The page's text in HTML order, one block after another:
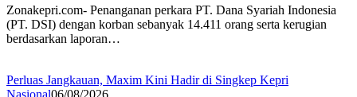
Zonakepri.com- Penanganan perkara PT. Dana Syariah Indonesia
(PT. DSI) dengan korban sebanyak 14.411 orang serta kerugian
berdasarkan laporan…
Perluas Jangkauan, Maxim Kini Hadir di Singkep Kepri